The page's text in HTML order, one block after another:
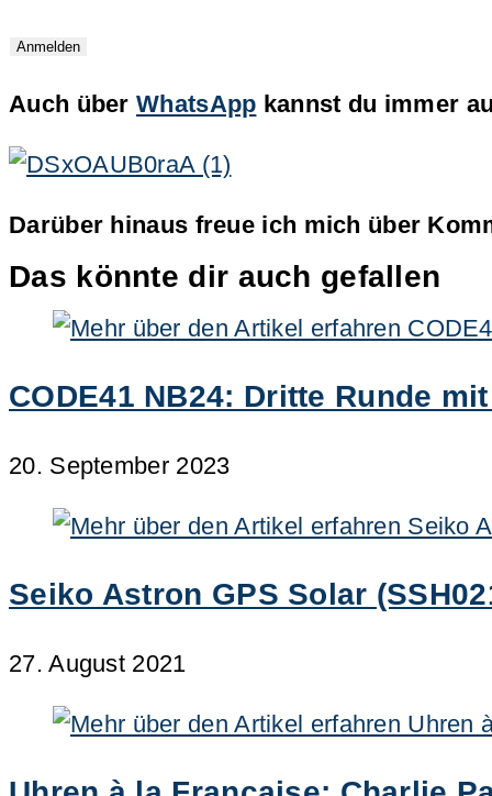
Auch überWhatsApp kannst du immer
Darüber hinaus freue ich mich über
Das könnte dir auch gefallen
CODE41 NB24: Dritte Runde
20. September 2023
Seiko Astron GPS Solar
27. August 2021